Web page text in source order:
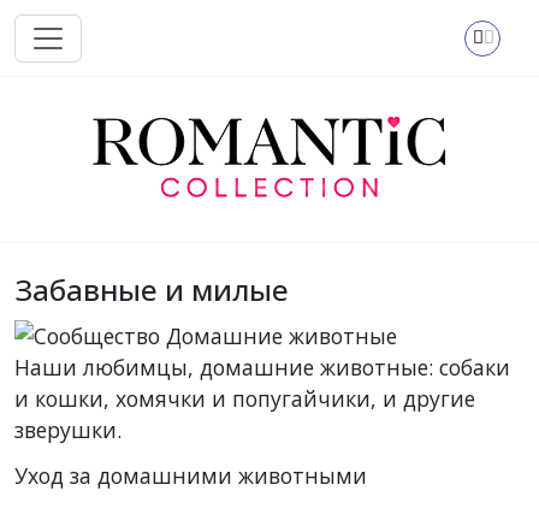
Перейти к основному содержанию
Забавные и милые
Наши любимцы, домашние животные: собаки
и кошки, хомячки и попугайчики, и другие
зверушки.
Уход за домашними животными